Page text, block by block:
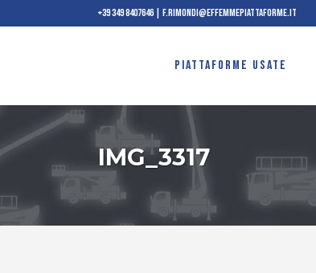
+39 349 8407646| f.rimondi@effemmepiattaforme.it
PIATTAFORME USATE
IMG_3317